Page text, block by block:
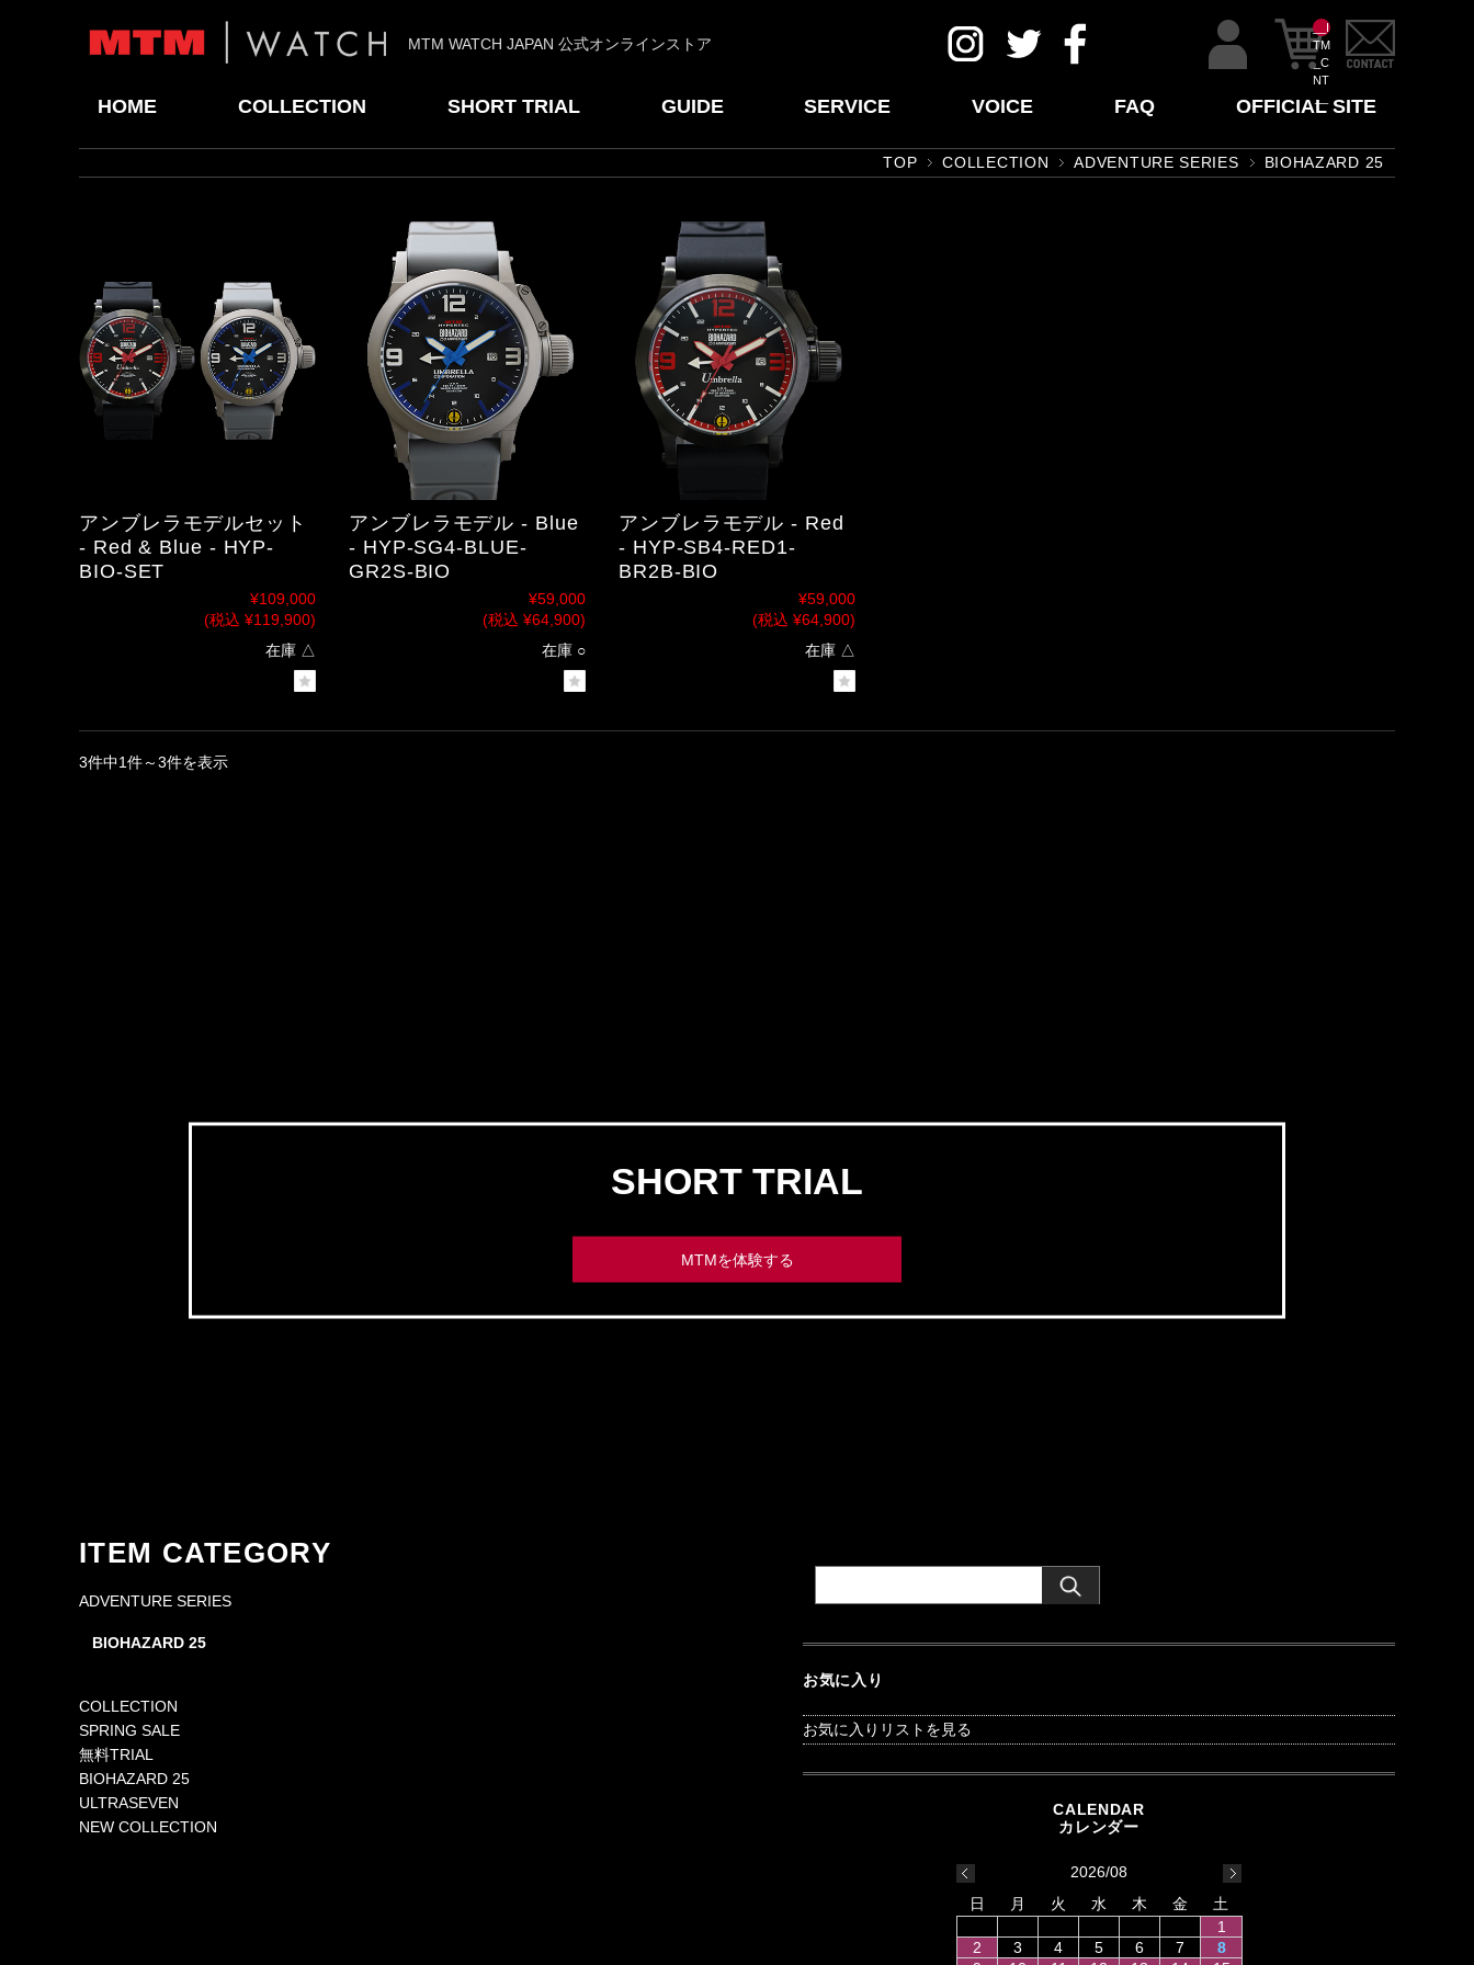
MTM WATCH JAPAN 公式オンラインストア
__I
TM
_C
NT
__
HOME COLLECTION SHORT TRIAL GUIDE SERVICE VOICE FAQ OFFICIAL SITE
TOP COLLECTION ADVENTURE SERIES BIOHAZARD 25
アンブレラモデルセット
- Red & Blue - HYP-
BIO-SET
¥109,000
(税込 ¥119,900)
在庫 △
アンブレラモデル - Blue
- HYP-SG4-BLUE-
GR2S-BIO
¥59,000
(税込 ¥64,900)
在庫 ○
アンブレラモデル - Red
- HYP-SB4-RED1-
BR2B-BIO
¥59,000
(税込 ¥64,900)
在庫 △
3件中1件～3件を表示
SHORT TRIAL
MTMを体験する
ITEM CATEGORY
ADVENTURE SERIES
BIOHAZARD 25
COLLECTION
SPRING SALE
無料TRIAL
BIOHAZARD 25
ULTRASEVEN
NEW COLLECTION
お気に入り
お気に入りリストを見る
2026/08
日
月 火 水 木 金
土
1
2
3 4 5 6 7
8